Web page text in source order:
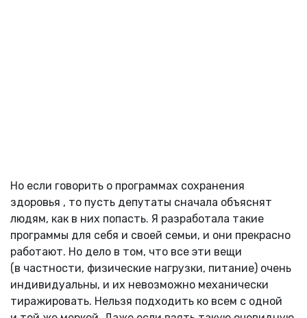
Но если говорить о программах сохранения
здоровья , то пусть депутаты сначала объяснят
людям, как в них попасть. Я разработала такие
программы для себя и своей семьи, и они прекрасно
работают. Но дело в том, что все эти вещи
(в частности, физические нагрузки, питание) очень
индивидуальны, и их невозможно механически
тиражировать. Нельзя подходить ко всем с одной